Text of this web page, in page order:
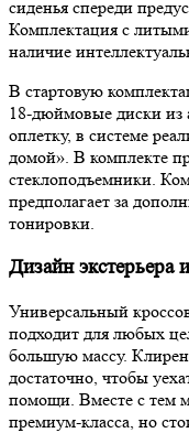
сиденья спереди
Комплектация с
наличие
В стартовую
18-дюймовые диски
оплетку, в системе
домой». В комплекте
стеклоподъемники.
предполагает за
тонировки.
Дизайн экстерьера
Универсальный
подходит для любых
большую массу.
достаточно, чтобы
помощи. Вместе с тем
премиум-класса, но